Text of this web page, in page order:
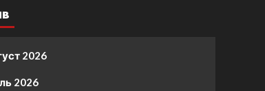
2026
2026